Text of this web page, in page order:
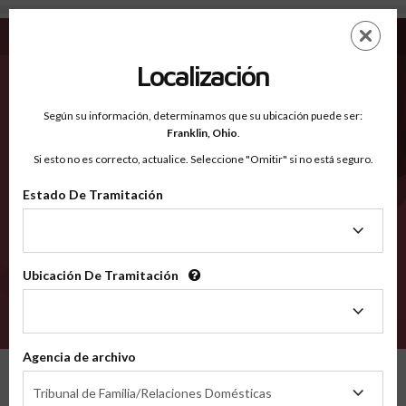
Putnam MO - Condados Reconocidos
EN
Condados Reconocidos
2600
Localización
Según su información, determinamos que su ubicación puede ser:
Franklin, Ohio.
Si esto no es correcto, actualice. Seleccione "Omitir" si no está seguro.
Estado De Tramitación
Tramitación
Ubicación De Tramitación
Tramitación
Agencia de archivo
Tribunal de Familia/Relaciones Domésticas
de